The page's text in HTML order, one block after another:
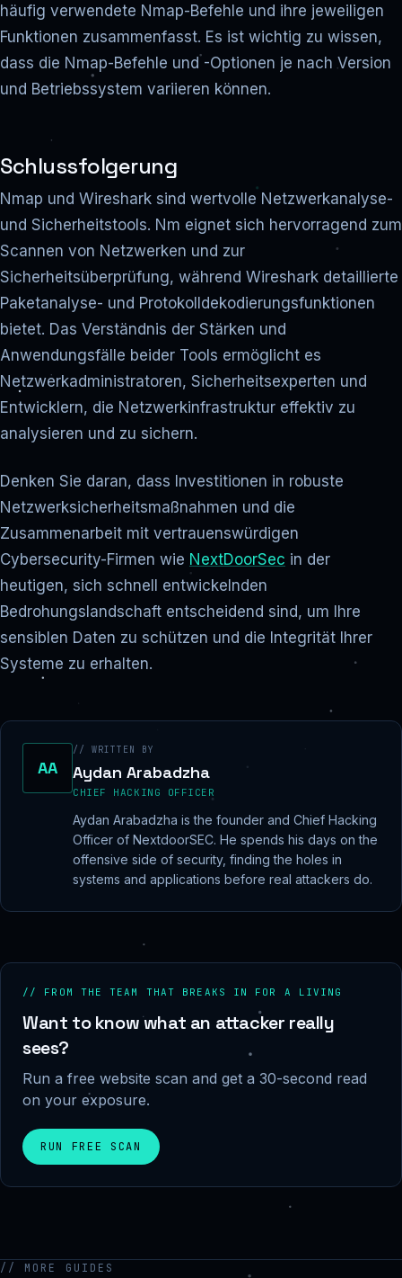
häufig verwendete Nmap-Befehle und ihre jeweiligen
Funktionen zusammenfasst. Es ist wichtig zu wissen,
dass die Nmap-Befehle und -Optionen je nach Version
und Betriebssystem variieren können.
Schlussfolgerung
Nmap und Wireshark sind wertvolle Netzwerkanalyse-
und Sicherheitstools. Nm eignet sich hervorragend zum
Scannen von Netzwerken und zur
Sicherheitsüberprüfung, während Wireshark detaillierte
Paketanalyse- und Protokolldekodierungsfunktionen
bietet. Das Verständnis der Stärken und
Anwendungsfälle beider Tools ermöglicht es
Netzwerkadministratoren, Sicherheitsexperten und
Entwicklern, die Netzwerkinfrastruktur effektiv zu
analysieren und zu sichern.
Denken Sie daran, dass Investitionen in robuste
Netzwerksicherheitsmaßnahmen und die
Zusammenarbeit mit vertrauenswürdigen
Cybersecurity-Firmen wie NextDoorSec in der
heutigen, sich schnell entwickelnden
Bedrohungslandschaft entscheidend sind, um Ihre
sensiblen Daten zu schützen und die Integrität Ihrer
Systeme zu erhalten.
AA
// WRITTEN BY
Aydan Arabadzha
CHIEF HACKING OFFICER
Aydan Arabadzha is the founder and Chief Hacking
Officer of NextdoorSEC. He spends his days on the
offensive side of security, finding the holes in
systems and applications before real attackers do.
// FROM THE TEAM THAT BREAKS IN FOR A LIVING
Want to know what an attacker really
sees?
Run a free website scan and get a 30-second read
on your exposure.
RUN FREE SCAN
// MORE GUIDES